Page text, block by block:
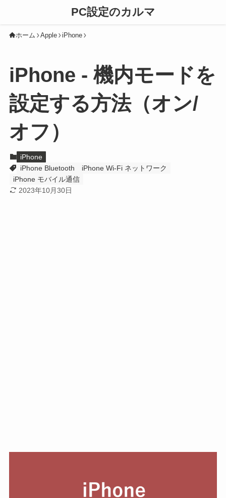
PC設定のカルマ
ホーム Apple iPhone
iPhone - 機内モードを
設定する方法（オン/
オフ）
iPhone
iPhone Bluetooth
iPhone Wi-Fi ネットワーク
iPhone モバイル通信
2023年10月30日